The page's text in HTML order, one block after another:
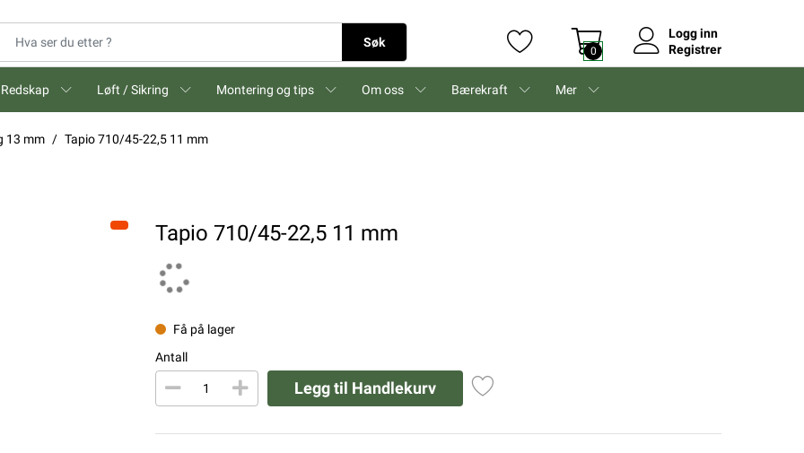
Søk
0
Logg inn
Registrer
Redskap Løft / Sikring Montering og tips Om oss Bærekraft Mer
13 mm Tapio 710/45-22,5 11 mm
Tapio 710/45-22,5 11 mm
Få på lager
Antall
Legg til Handlekurv